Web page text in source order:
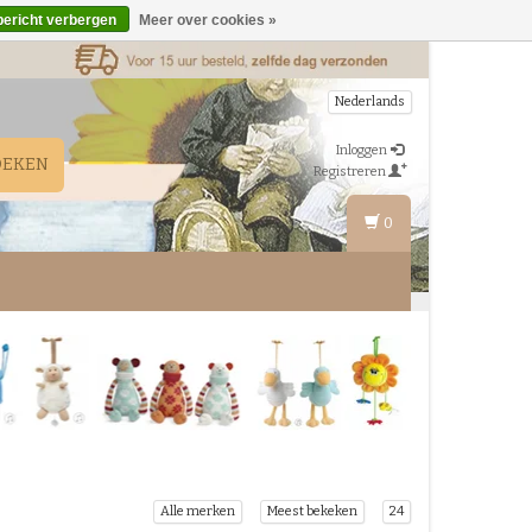
Nederlands
Inloggen
Registreren
0
Alle merken Meest bekeken 24
verbergen Meer over cookies »